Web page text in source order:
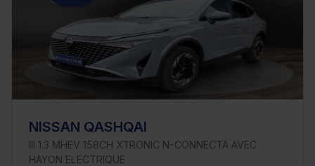
NISSAN QASHQAI
III 1.3 MHEV 158CH XTRONIC N-CONNECTA AVEC
HAYON ELECTRIQUE